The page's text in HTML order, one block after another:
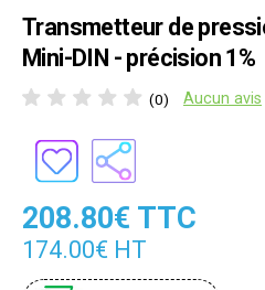
Transmetteur de
Mini-DIN - précision 1%
(0) Aucun avis
208.80€ TTC
174.00€ HT